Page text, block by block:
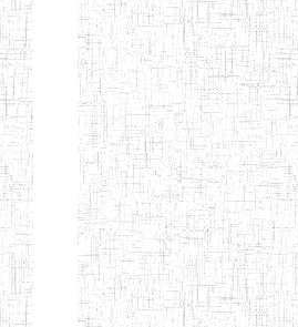
LAIQUE
ENIEG BERYLA 06/
ENIEG
L'EXCELLENCE
28/
ENIEG DES
NATIONS
10/
ENIET PAUL
23/